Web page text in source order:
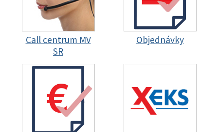
Call centrum MV
SR
Objednávky